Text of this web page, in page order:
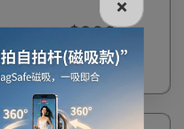
$200
×